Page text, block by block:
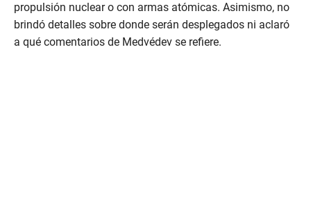
propulsión nuclear o con armas atómicas. Asimismo, no
brindó detalles sobre donde serán desplegados ni aclaró
a qué comentarios de Medvédev se refiere.